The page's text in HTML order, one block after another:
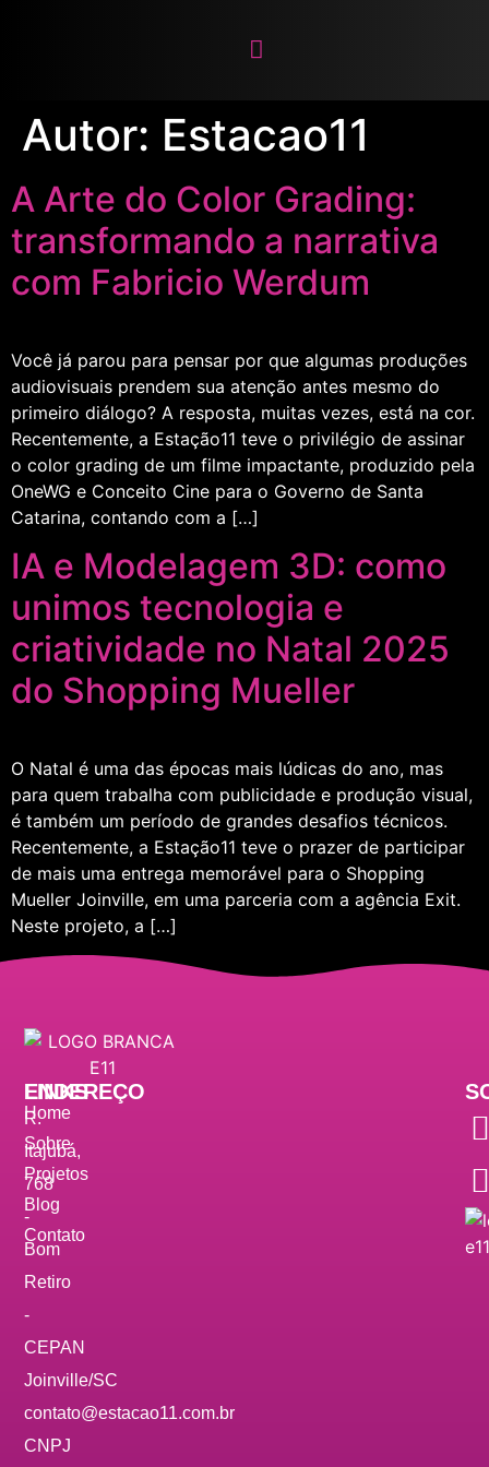
Autor: Estacao11
A Arte do Color Grading:
transformando a narrativa
com Fabricio Werdum
Você já parou para pensar por que algumas produções
audiovisuais prendem sua atenção antes mesmo do
primeiro diálogo? A resposta, muitas vezes, está na cor.
Recentemente, a Estação11 teve o privilégio de assinar
o color grading de um filme impactante, produzido pela
OneWG e Conceito Cine para o Governo de Santa
Catarina, contando com a […]
IA e Modelagem 3D: como
unimos tecnologia e
criatividade no Natal 2025
do Shopping Mueller
O Natal é uma das épocas mais lúdicas do ano, mas
para quem trabalha com publicidade e produção visual,
é também um período de grandes desafios técnicos.
Recentemente, a Estação11 teve o prazer de participar
de mais uma entrega memorável para o Shopping
Mueller Joinville, em uma parceria com a agência Exit.
Neste projeto, a […]
ENDEREÇO
R.
Itajubá,
768
-
Bom
Retiro
-
CEPAN
Joinville/SC
contato@estacao11.com.br
CNPJ
LINKS
Home
Sobre
Projetos
Blog
Contato